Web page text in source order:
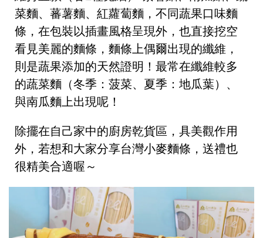
菜麵、蕃薯麵、紅蘿蔔麵，不同蔬果口味麵
條，在包裝以插畫風格呈現外，也直接挖空
看見美麗的麵條，麵條上偶爾出現的纖維，
則是蔬果添加的天然證明！ 最常在纖維較多
的蔬菜麵（冬季：菠菜、夏季：地瓜葉）、
與南瓜麵上出現呢！
除擺在自己家中的廚房乾貨區，具美觀作用
外，若想和大家分享台灣小麥麵條，送禮也
很精美合適喔～